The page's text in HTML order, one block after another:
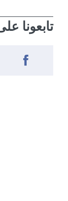
تابعونا